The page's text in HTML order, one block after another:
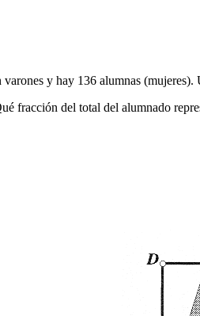
y hay 136 alumnas
fracción del total del alumnado